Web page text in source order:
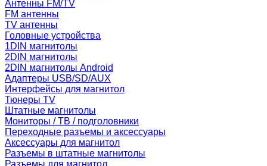
Антенны FM/TV
FM антенны
TV антенны
Головные устройства
1DIN магнитолы
2DIN магнитолы
2DIN магнитолы Android
Адаптеры USB/SD/AUX
Интерфейсы для магнитол
Тюнеры TV
Штатные магнитолы
Мониторы / ТВ / подголовники
Переходные разъемы и аксессуары
Аксессуары для магнитол
Разъемы в штатные магнитолы
Разъемы для магнитол